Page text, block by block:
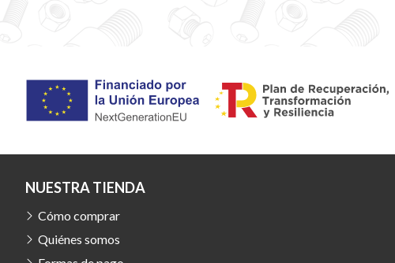
NUESTRA TIENDA
Cómo comprar
Quiénes somos